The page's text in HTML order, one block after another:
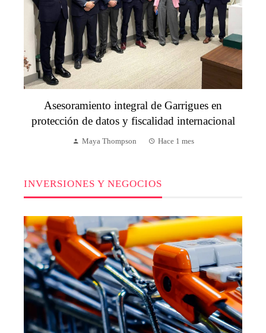
Asesoramiento integral de Garrigues en
protección de datos y fiscalidad internacional
Maya Thompson Hace 1 mes
INVERSIONES Y NEGOCIOS